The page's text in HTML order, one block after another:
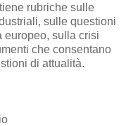
rubriche sulle
sulle questioni
europeo, sulla crisi
che consentano
di attualità.